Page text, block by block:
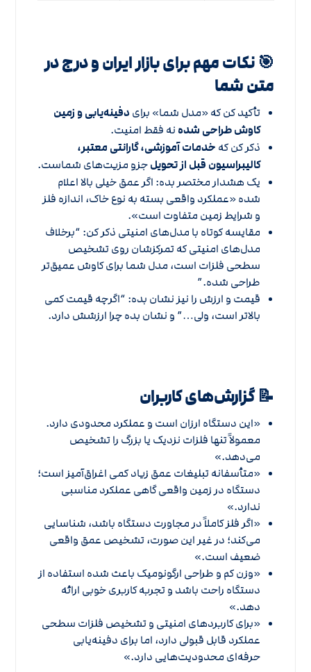
🎯 نکات مهم برای بازار ایران و درج در
متن شما
تأکید کن که «مدل شما» برایدفینه‌یابی و زمین
کاوش طراحی شده نه فقط امنیت.
ذکر کن که خدمات آموزشی، گارانتی معتبر،
کالیبراسیون قبل از تحویلجزو مزیت‌های شماست.
یک هشدار مختصر بده: اگر عمق خیلی بالا اعلام
شده «عملکرد واقعی بسته به نوع خاک، اندازه فلز
و شرایط زمین متفاوت است».
مقایسه کوتاه با مدل‌های امنیتی ذکر کن: “برخلاف
مدل‌های امنیتی که تمرکزشان روی تشخیص
سطحی فلزات است، مدل شما برای کاوش عمیق‌تر
طراحی شده.”
قیمت و ارزش را نیز نشان بده: “اگرچه قیمت کمی
بالاتر است، ولی…” و نشان بده چرا ارزشش دارد.
📝 گزارش‌های کاربران
«این دستگاه ارزان است و عملکرد محدودی دارد.
معمولاً تنها فلزات نزدیک یا بزرگ را تشخیص
می‌دهد.»
«متأسفانه تبلیغات عمق زیاد کمی اغراق‌آمیز است؛
دستگاه در زمین واقعی گاهی عملکرد مناسبی
ندارد.»
«اگر فلز کاملاً در مجاورت دستگاه باشد، شناسایی
می‌کند؛ در غیر این صورت، تشخیص عمق واقعی
ضعیف است.»
«وزن کم و طراحی ارگونومیک باعث شده استفاده از
دستگاه راحت باشد و تجربه کاربری خوبی ارائه
دهد.»
«برای کاربردهای امنیتی و تشخیص فلزات سطحی
عملکرد قابل قبولی دارد، اما برای دفینه‌یابی
حرفه‌ای محدودیت‌هایی دارد.»